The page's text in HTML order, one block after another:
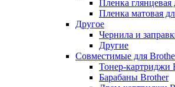
Пленка
Пленка матовая
Другое
Чернила и
Другие
Совместимые для
Тонер-картриджи
Барабаны Brother